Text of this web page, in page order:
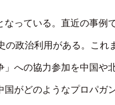
っている。直近の事例
政治利用がある。これ
への協力参加を中国や
がどのようなプロパガ